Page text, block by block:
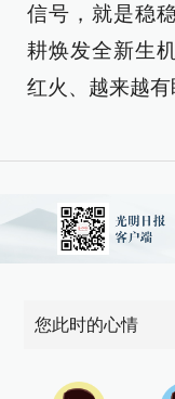
信号，就是稳
耕焕发全新生
红火、越来越有
您此时的心情